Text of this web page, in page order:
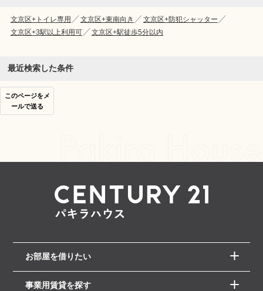
文京区+トイレ専用 文京区+東南向き
文京区+防犯シャッター
文京区+3駅以上利用可
文京区+駅徒歩5分以内
最近検索した条件
このページをメ
ールで送る
お部屋を借りたい
事業用賃貸を探す